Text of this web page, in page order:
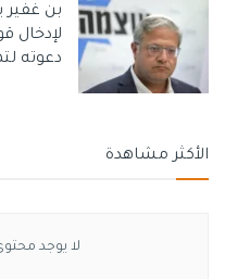
بن غفير
لإدخال
دعوته
الأكثر مشاهدة
لا يوجد